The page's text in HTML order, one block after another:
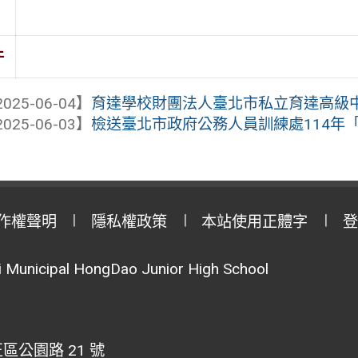
06-04】 育達學校財團法人臺北市私立育達高
06-03】檢送臺北市政府公務人員訓練處114年
權聲明 隱私權政策 本站使用正體字
HongDao Junior High School
公園路 21 號